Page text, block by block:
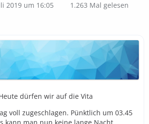
2019 um 16:05
1.263 Mal gelesen
dürfen wir auf die Vita
voll zugeschlagen. Pünktlich um 03.45